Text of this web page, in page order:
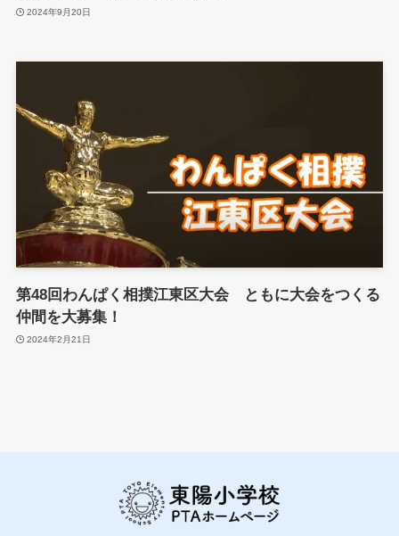
2024年9月20日
第48回わんぱく相撲江東区大会 ともに大会をつくる
仲間を大募集！
2024年2月21日